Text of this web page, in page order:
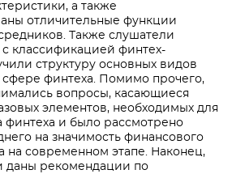
а также
отличительные функции
Также слушатели
классификацией финтех-
структуру основных видов
сфере финтеха. Помимо прочего,
вопросы, касающиеся
элементов, необходимых для
финтеха и было рассмотрено
на значимость финансового
на современном этапе. Наконец,
даны рекомендации по